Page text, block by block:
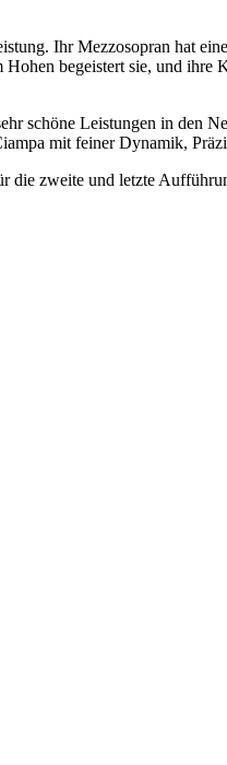
Ihr Mezzosopran hat
begeistert sie, und
schöne Leistungen in den
mit feiner Dynamik,
zweite und letzte